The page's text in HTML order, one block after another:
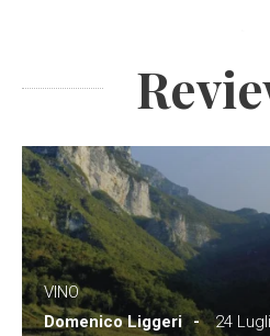
VINO
Domenico Liggeri
24